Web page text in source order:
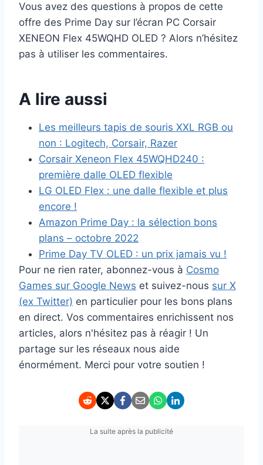
Vous avez des questions à propos de cette
offre des Prime Day sur l’écran PC Corsair
XENEON Flex 45WQHD OLED ? Alors n’hésitez
pas à utiliser les commentaires.
A lire aussi
Les meilleurs tapis de souris XXL RGB ou
non : Logitech, Corsair, Razer
Corsair Xeneon Flex 45WQHD240 :
première dalle OLED flexible
LG OLED Flex : une dalle flexible et plus
encore !
Amazon Prime Day : la sélection bons
plans – octobre 2022
Prime Day TV OLED : un prix jamais vu !
Pour ne rien rater, abonnez-vous à Cosmo
Games sur Google News et suivez-nous sur X
(ex Twitter) en particulier pour les bons plans
en direct. Vos commentaires enrichissent nos
articles, alors n'hésitez pas à réagir ! Un
partage sur les réseaux nous aide
énormément. Merci pour votre soutien !
La suite après la publicité